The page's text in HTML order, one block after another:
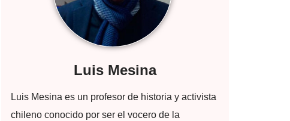
Luis Mesina
Luis Mesina es un profesor de historia y activista
chileno conocido por ser el vocero de la